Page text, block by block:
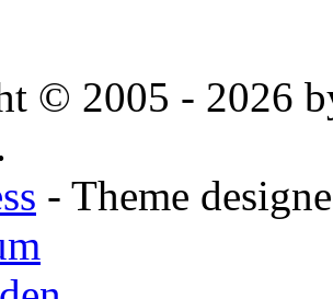
© 2005 - 2026
- Theme